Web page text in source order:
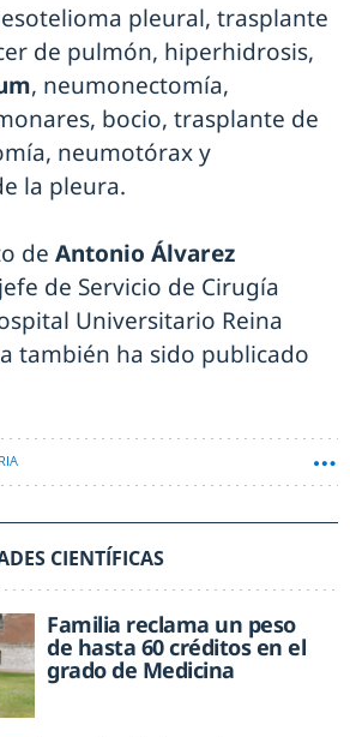
pleural, trasplante
de pulmón, hiperhidrosis,
, neumonectomía,
bocio, trasplante de
neumotórax y
la pleura.
de Antonio Álvarez
de Servicio de Cirugía
Universitario Reina
también ha sido publicado
CIENTÍFICAS
Familia reclama un peso
de hasta 60 créditos en el
grado de Medicina